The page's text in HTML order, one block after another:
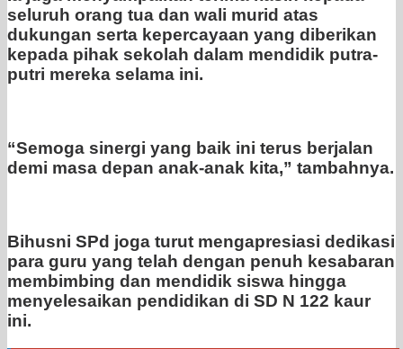
seluruh orang tua dan wali murid atas
dukungan serta kepercayaan yang diberikan
kepada pihak sekolah dalam mendidik putra-
putri mereka selama ini.
“Semoga sinergi yang baik ini terus berjalan
demi masa depan anak-anak kita,” tambahnya.
Bihusni SPd joga turut mengapresiasi dedikasi
para guru yang telah dengan penuh kesabaran
membimbing dan mendidik siswa hingga
menyelesaikan pendidikan di SD N 122 kaur
ini.